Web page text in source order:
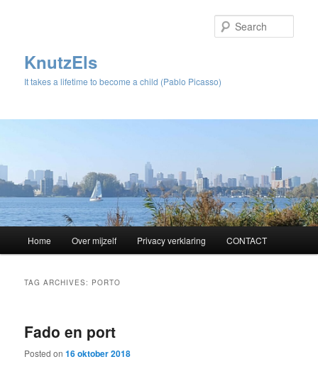
KnutzEls
It takes a lifetime to become a child (Pablo Picasso)
Skip
content
Skip
content
Home Over mijzelf Privacy verklaring CONTACT
TAG ARCHIVES: PORTO
Fado en port
Posted on16 oktober 2018